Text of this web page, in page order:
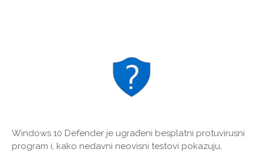
Windows 10 Defender je ugrađeni besplatni protuvirusni
program i, kako nedavni neovisni testovi pokazuju,